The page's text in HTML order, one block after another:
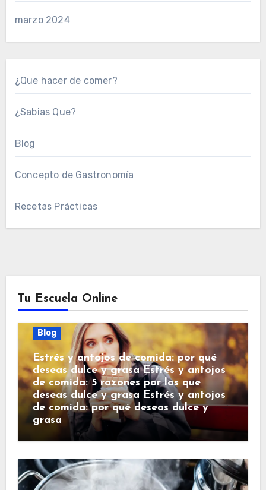
marzo 2024
¿Que hacer de comer?
¿Sabias Que?
Blog
Concepto de Gastronomía
Recetas Prácticas
Tu Escuela Online
Blog
Estrés y antojos de comida: por qué
deseas dulce y grasa Estrés y antojos
de comida: 5 razones por las que
deseas dulce y grasa Estrés y antojos
de comida: por qué deseas dulce y
grasa